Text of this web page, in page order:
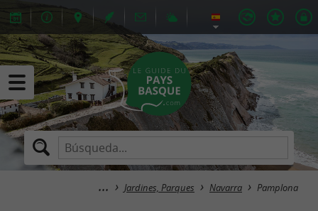
Jardines, Parques Navarra Pamplona